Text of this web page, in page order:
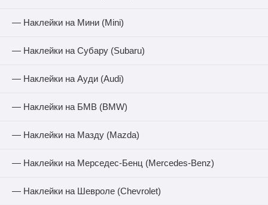
— Наклейки на Мини (Mini)
— Наклейки на Субару (Subaru)
— Наклейки на Ауди (Audi)
— Наклейки на БМВ (BMW)
— Наклейки на Мазду (Mazda)
— Наклейки на Мерседес-Бенц (Mercedes-Benz)
— Наклейки на Шевроле (Chevrolet)